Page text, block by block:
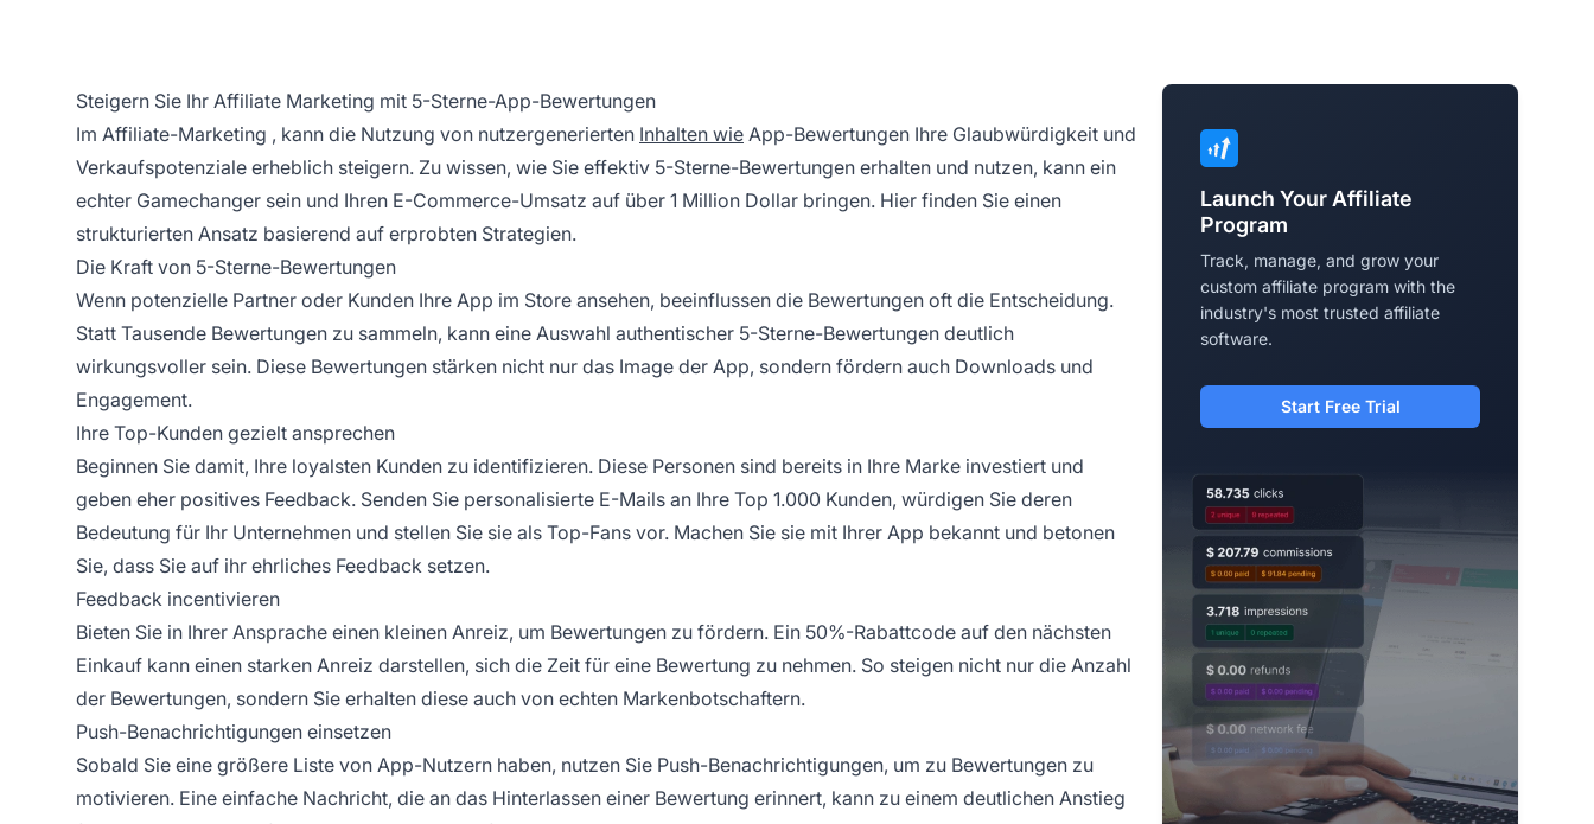
Steigern Sie Ihr Affiliate Marketing mit 5-Sterne-App-Bewertungen
Im Affiliate-Marketing , kann die Nutzung von nutzergenerierten Inhalten wie App-Bewertungen Ihre Glaubwürdigkeit und
Verkaufspotenziale erheblich steigern. Zu wissen, wie Sie effektiv 5-Sterne-Bewertungen erhalten und nutzen, kann ein
echter Gamechanger sein und Ihren E-Commerce-Umsatz auf über 1 Million Dollar bringen. Hier finden Sie einen
strukturierten Ansatz basierend auf erprobten Strategien.
Die Kraft von 5-Sterne-Bewertungen
Wenn potenzielle Partner oder Kunden Ihre App im Store ansehen, beeinflussen die Bewertungen oft die Entscheidung.
Statt Tausende Bewertungen zu sammeln, kann eine Auswahl authentischer 5-Sterne-Bewertungen deutlich
wirkungsvoller sein. Diese Bewertungen stärken nicht nur das Image der App, sondern fördern auch Downloads und
Engagement.
Ihre Top-Kunden gezielt ansprechen
Beginnen Sie damit, Ihre loyalsten Kunden zu identifizieren. Diese Personen sind bereits in Ihre Marke investiert und
geben eher positives Feedback. Senden Sie personalisierte E-Mails an Ihre Top 1.000 Kunden, würdigen Sie deren
Bedeutung für Ihr Unternehmen und stellen Sie sie als Top-Fans vor. Machen Sie sie mit Ihrer App bekannt und betonen
Sie, dass Sie auf ihr ehrliches Feedback setzen.
Feedback incentivieren
Bieten Sie in Ihrer Ansprache einen kleinen Anreiz, um Bewertungen zu fördern. Ein 50%-Rabattcode auf den nächsten
Einkauf kann einen starken Anreiz darstellen, sich die Zeit für eine Bewertung zu nehmen. So steigen nicht nur die Anzahl
der Bewertungen, sondern Sie erhalten diese auch von echten Markenbotschaftern.
Push-Benachrichtigungen einsetzen
Sobald Sie eine größere Liste von App-Nutzern haben, nutzen Sie Push-Benachrichtigungen, um zu Bewertungen zu
motivieren. Eine einfache Nachricht, die an das Hinterlassen einer Bewertung erinnert, kann zu einem deutlichen Anstieg
Launch Your Affiliate
Program
Track, manage, and grow your
custom affiliate program with the
industry's most trusted affiliate
software.
Start Free Trial